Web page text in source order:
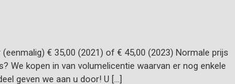
€ 35,00 (2021) of € 45,00 (2023) Normale prijs
We kopen in van volumelicentie waarvan er nog enkele
geven we aan u door! U […]